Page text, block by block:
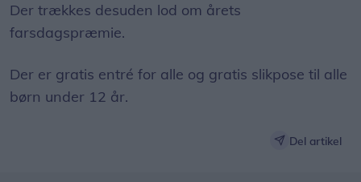
Der trækkes desuden lod om årets
farsdagspræmie.
Der er gratis entré for alle og gratis slikpose til alle
børn under 12 år.
Del artikel